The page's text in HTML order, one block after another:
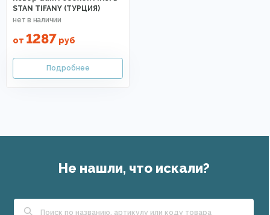
STAN TIFANY (ТУРЦИЯ)
от 1287 руб
Не нашли, что искали?